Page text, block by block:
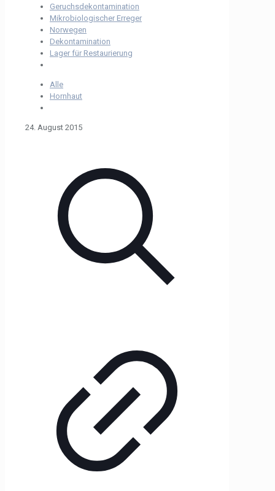
Geruchsdekontamination
Mikrobiologischer Erreger
Norwegen
Dekontamination
Lager für Restaurierung
Alle
Hornhaut
24. August 2015